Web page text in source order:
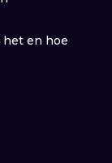
het en hoe